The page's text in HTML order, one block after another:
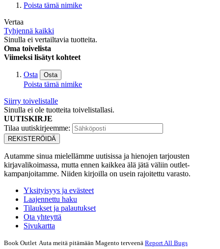
Poista tämä nimike
Vertaa
Tyhjennä kaikki
Sinulla ei vertailtavia tuotteita.
Oma toivelista
Viimeksi lisätyt kohteet
Osta Osta
Poista tämä nimike
Siirry toivelistalle
Sinulla ei ole tuotteita toivelistallasi.
UUTISKIRJE
Tilaa uutiskirjeemme:
REKISTERÖIDÄ
Autamme sinua mielellämme uutisissa ja hienojen tarjousten
kirjavalikoimassa, mutta ennen kaikkea älä jätä väliin outlet-
kampanjoitamme. Niiden kirjoilla on usein rajoitettu varasto.
Yksityisyys ja evästeet
Laajennettu haku
Tilaukset ja palautukset
Ota yhteyttä
Sivukartta
Book Outlet Auta meitä pitämään Magento terveenä Report All Bugs